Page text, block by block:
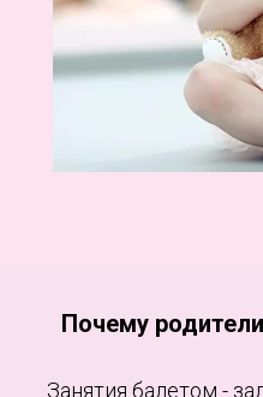
Почему
Занятия балетом -